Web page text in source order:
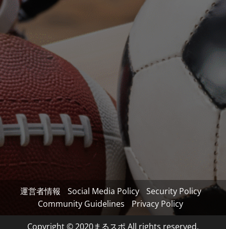
運営者情報 Social Media Policy
Security Policy
Community Guidelines
Privacy Policy
Copyright © 2020まるスポ All rights reserved.